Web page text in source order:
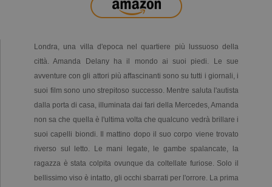
Londra, una villa d'epoca nel quartiere più lussuoso della
città. Amanda Delany ha il mondo ai suoi piedi. Le sue
avventure con gli attori più affascinanti sono su tutti i giornali, i
suoi film sono uno strepitoso successo. Mentre saluta l'autista
dalla porta di casa, illuminata dai fari della Mercedes, Amanda
non sa che quella è l'ultima volta che qualcuno vedrà brillare i
suoi capelli biondi. Il mattino dopo il suo corpo viene trovato
riverso sul letto. Le mani legate, le gambe spalancate, la
ragazza è stata colpita ovunque da coltellate furiose. Solo il
bellissimo viso è intatto, gli occhi sbarrati per l'orrore. La prima